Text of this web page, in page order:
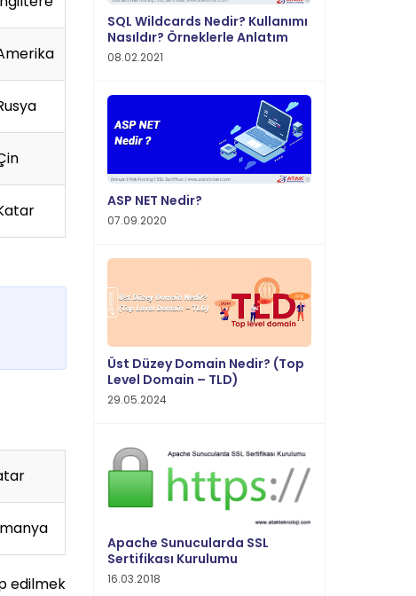
edilmek
SQL Wildcards Nedir? Kullanımı
Nasıldır? Örneklerle Anlatım
08.02.2021
ASP NET Nedir?
07.09.2020
Üst Düzey Domain Nedir? (Top
Level Domain – TLD)
29.05.2024
Apache Sunucularda SSL
Sertifikası Kurulumu
16.03.2018